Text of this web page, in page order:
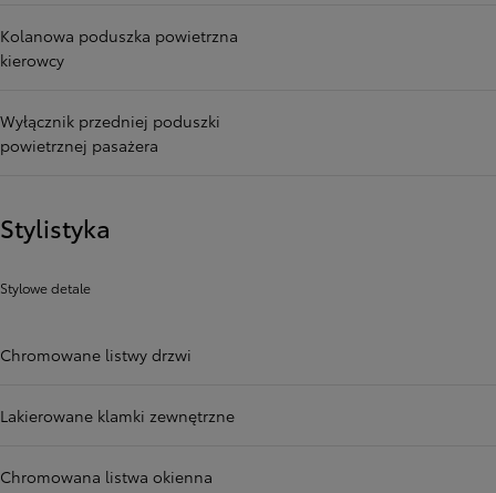
Kolanowa poduszka powietrzna
kierowcy
Wyłącznik przedniej poduszki
powietrznej pasażera
Stylistyka
Stylowe detale
Chromowane listwy drzwi
Lakierowane klamki zewnętrzne
Chromowana listwa okienna